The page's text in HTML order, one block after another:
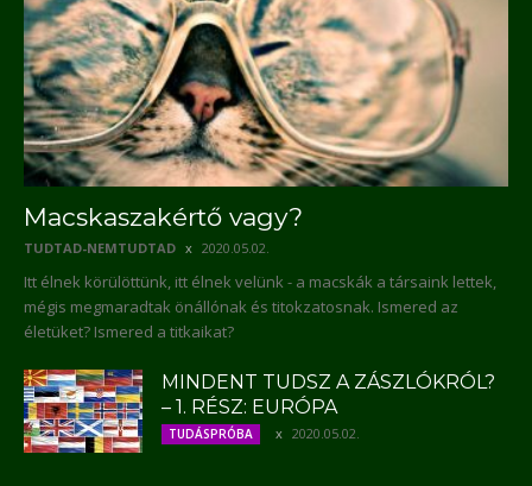
Macskaszakértő vagy?
TUDTAD-NEMTUDTAD 2020.05.02.
Itt élnek körülöttünk, itt élnek velünk - a macskák a társaink lettek,
mégis megmaradtak önállónak és titokzatosnak. Ismered az
életüket? Ismered a titkaikat?
MINDENT TUDSZ A ZÁSZLÓKRÓL?
– 1. RÉSZ: EURÓPA
TUDÁSPRÓBA 2020.05.02.